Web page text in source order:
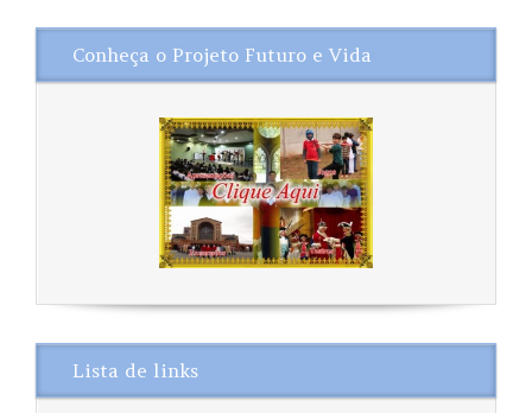
Conheça o Projeto Futuro e Vida
Lista de links